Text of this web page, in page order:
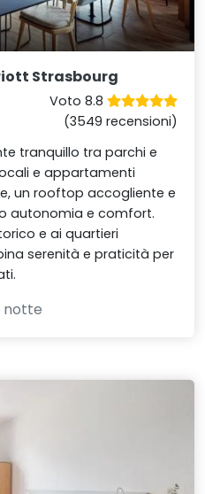
Strasbourg
Voto 8.8
(3549 recensioni)
tranquillo tra parchi e
e appartamenti
un rooftop accogliente e
autonomia e comfort.
e ai quartieri
serenità e praticità per
notte